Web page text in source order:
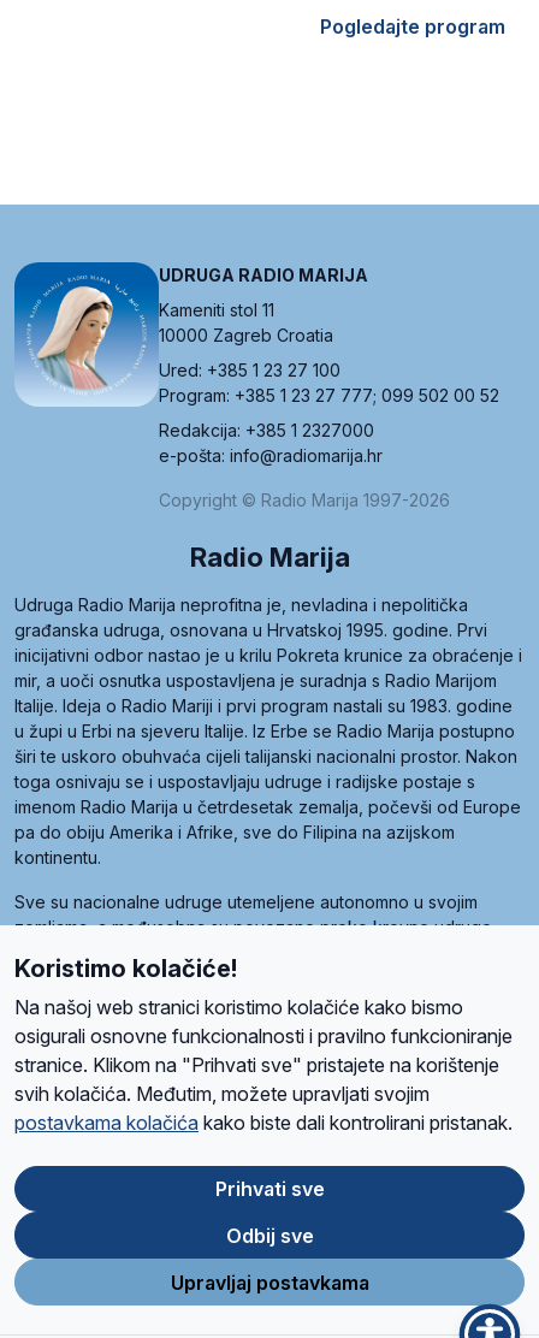
Pogledajte program
UDRUGA RADIO MARIJA
Kameniti stol 11
10000 Zagreb Croatia
Ured: +385 1 23 27 100
Program: +385 1 23 27 777; 099 502 00 52
Redakcija: +385 1 2327000
e-pošta: info@radiomarija.hr
Copyright © Radio Marija 1997-2026
Radio Marija
Udruga Radio Marija neprofitna je, nevladina i nepolitička
građanska udruga, osnovana u Hrvatskoj 1995. godine. Prvi
inicijativni odbor nastao je u krilu Pokreta krunice za obraćenje i
mir, a uoči osnutka uspostavljena je suradnja s Radio Marijom
Italije. Ideja o Radio Mariji i prvi program nastali su 1983. godine
u župi u Erbi na sjeveru Italije. Iz Erbe se Radio Marija postupno
širi te uskoro obuhvaća cijeli talijanski nacionalni prostor. Nakon
toga osnivaju se i uspostavljaju udruge i radijske postaje s
imenom Radio Marija u četrdesetak zemalja, počevši od Europe
pa do obiju Amerika i Afrike, sve do Filipina na azijskom
kontinentu.
Sve su nacionalne udruge utemeljene autonomno u svojim
zemljama, a međusobna su povezane preko krovne udruge
Radio Maria). Svjetsku obitelj utemeljilo je sedam članica, među
kojima je i hrvatska Udruga Radio Marija.
O namaRadio ProgramVolonteriPrijateljiKontaktPravila privatnosti
Ova stranica je zaštićena Google reCAPTCHA sustavom
Store
Google
Play
Koristimo kolačiće!
Na našoj web stranici koristimo kolačiće kako bismo
osigurali osnovne funkcionalnosti i pravilno funkcioniranje
stranice. Klikom na "Prihvati sve" pristajete na korištenje
svih kolačića. Međutim, možete upravljati svojim
postavkama kolačića kako biste dali kontrolirani pristanak.
Prihvati sve
Odbij sve
Upravljaj postavkama